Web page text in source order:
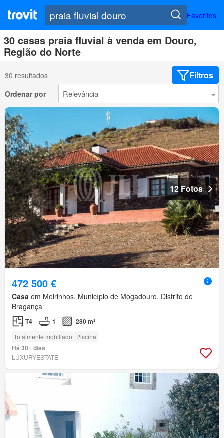
Favoritos
30 casas praia fluvial à venda em Douro,
Região do Norte
30 resultados Filtros
Ordenar por
12 Fotos
472 500 €
Casa em Meirinhos, Município de Mogadouro, Distrito de
Bragança
T4 1 280 m²
Totalmente mobiliado Piscina
Há 30+ dias
LUXURYESTATE